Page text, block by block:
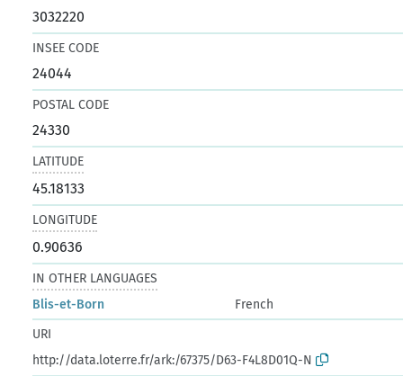
3032220
INSEE CODE
24044
POSTAL CODE
24330
LATITUDE
45.18133
LONGITUDE
0.90636
IN OTHER LANGUAGES
Blis-et-Born
French
URI
http://data.loterre.fr/ark:/67375/D63-F4L8D01Q-N